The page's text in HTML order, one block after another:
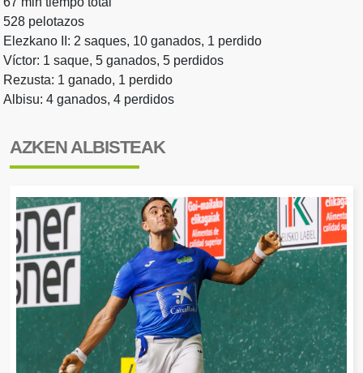
528 pelotazos
Elezkano II: 2 saques, 10 ganados, 1 perdido
Víctor: 1 saque, 5 ganados, 5 perdidos
Rezusta: 1 ganado, 1 perdido
Albisu: 4 ganados, 4 perdidos
AZKEN ALBISTEAK